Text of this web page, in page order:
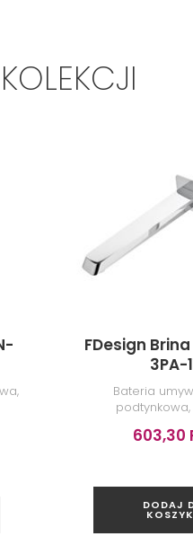
FDesign Brina
3PA-
Bateria
603,30
DODAJ